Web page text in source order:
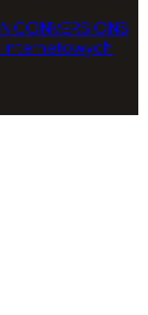
CONVERSIONS
internetowych